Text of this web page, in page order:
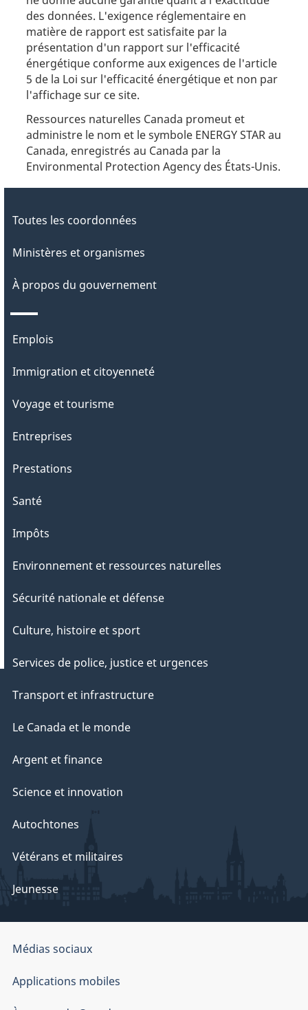
des données. L'exigence réglementaire en
matière de rapport est satisfaite par la
présentation d'un rapport sur l'efficacité
énergétique conforme aux exigences de l'article
5 de la Loi sur l'efficacité énergétique et non par
l'affichage sur ce site.
Ressources naturelles Canada promeut et
administre le nom et le symbole ENERGY STAR au
Canada, enregistrés au Canada par la
Environmental Protection Agency des États-Unis.
Toutes les coordonnées
Ministères et organismes
À propos du gouvernement
Thèmes
sujets
Emplois
Immigration et citoyenneté
Voyage et tourisme
Entreprises
Prestations
Santé
Impôts
Environnement et ressources naturelles
Sécurité nationale et défense
Culture, histoire et sport
Services de police, justice et urgences
Transport et infrastructure
Le Canada et le monde
Argent et finance
Science et innovation
Autochtones
Vétérans et militaires
Jeunesse
Organisation
gouvernement
du
Médias sociaux
Applications mobiles